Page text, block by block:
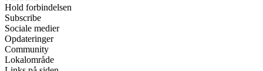
Hold forbindelsen
Subscribe
Sociale medier
Opdateringer
Community
Lokalområde